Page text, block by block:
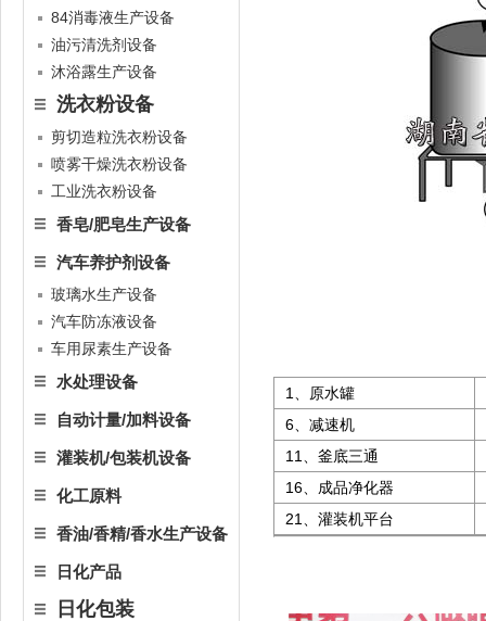
84消毒液生产设备
油污清洗剂设备
沐浴露生产设备
洗衣粉设备
剪切造粒洗衣粉设备
喷雾干燥洗衣粉设备
工业洗衣粉设备
香皂/肥皂生产设备
汽车养护剂设备
玻璃水生产设备
汽车防冻液设备
车用尿素生产设备
水处理设备
自动计量/加料设备
灌装机/包装机设备
化工原料
香油/香精/香水生产设备
日化产品
日化包装
1、原水罐
6、减速机
11、釜底三通
16、成品净化器
21、灌装机平台